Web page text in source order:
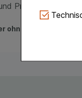
verzichtet
gestalten,
Propylenglycol
ohne ärztlichen